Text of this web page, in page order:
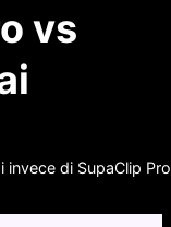
vs
di SupaClip Pro